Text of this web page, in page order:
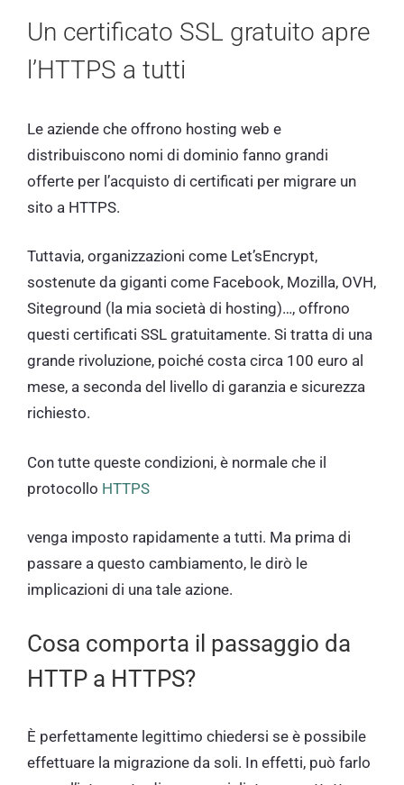
Un certificato SSL gratuito apre
l’HTTPS a tutti
Le aziende che offrono hosting web e
distribuiscono nomi di dominio fanno grandi
offerte per l’acquisto di certificati per migrare un
sito a HTTPS.
Tuttavia, organizzazioni come Let’sEncrypt,
sostenute da giganti come Facebook, Mozilla, OVH,
Siteground (la mia società di hosting)…, offrono
questi certificati SSL gratuitamente. Si tratta di una
grande rivoluzione, poiché costa circa 100 euro al
mese, a seconda del livello di garanzia e sicurezza
richiesto.
Con tutte queste condizioni, è normale che il
protocollo HTTPS
venga imposto rapidamente a tutti. Ma prima di
passare a questo cambiamento, le dirò le
implicazioni di una tale azione.
Cosa comporta il passaggio da
HTTP a HTTPS?
È perfettamente legittimo chiedersi se è possibile
effettuare la migrazione da soli. In effetti, può farlo